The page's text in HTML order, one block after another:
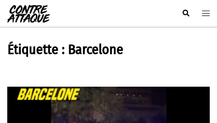
Aller
au
contenu
Rechercher
Étiquette : Barcelone